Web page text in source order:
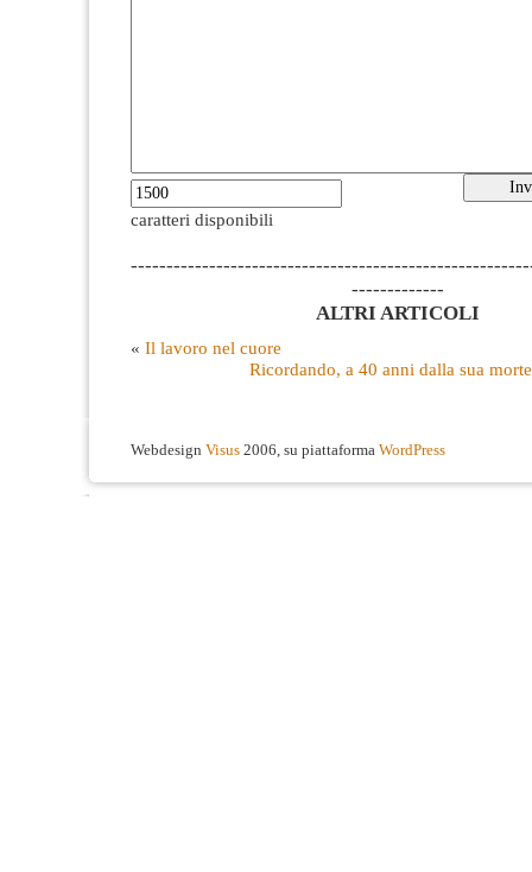
caratteri disponibili
-------------
ALTRI ARTICOLI
« Il lavoro nel cuore
Ricordando, a 40 anni dalla sua
Webdesign Visus 2006, su piattaforma WordPress